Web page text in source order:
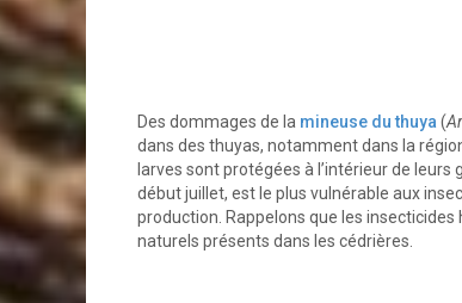
Des dommages de la mineuse du thuya(
dans des thuyas, notamment dans la
larves sont protégées à l’intérieur de
début juillet, est le plus vulnérable aux
production. Rappelons que les
naturels présents dans les cédrières.